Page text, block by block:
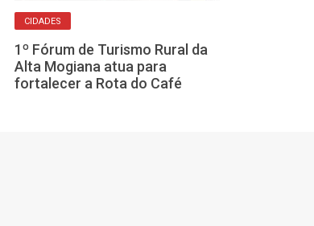
CIDADES
1º Fórum de Turismo Rural da
Alta Mogiana atua para
fortalecer a Rota do Café